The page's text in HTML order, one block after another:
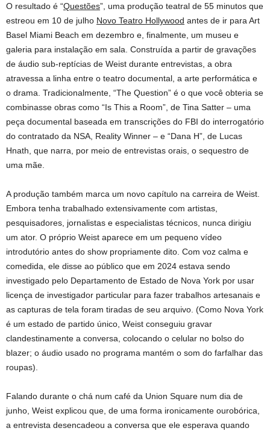
O resultado é “Questões”, uma produção teatral de 55 minutos que
estreou em 10 de julho Novo Teatro Hollywood antes de ir para Art
Basel Miami Beach em dezembro e, finalmente, um museu e
galeria para instalação em sala. Construída a partir de gravações
de áudio sub-reptícias de Weist durante entrevistas, a obra
atravessa a linha entre o teatro documental, a arte performática e
o drama. Tradicionalmente, “The Question” é o que você obteria se
combinasse obras como “Is This a Room”, de Tina Satter – uma
peça documental baseada em transcrições do FBI do interrogatório
do contratado da NSA, Reality Winner – e “Dana H”, de Lucas
Hnath, que narra, por meio de entrevistas orais, o sequestro de
uma mãe.
A produção também marca um novo capítulo na carreira de Weist.
Embora tenha trabalhado extensivamente com artistas,
pesquisadores, jornalistas e especialistas técnicos, nunca dirigiu
um ator. O próprio Weist aparece em um pequeno vídeo
introdutório antes do show propriamente dito. Com voz calma e
comedida, ele disse ao público que em 2024 estava sendo
investigado pelo Departamento de Estado de Nova York por usar
licença de investigador particular para fazer trabalhos artesanais e
as capturas de tela foram tiradas de seu arquivo. (Como Nova York
é um estado de partido único, Weist conseguiu gravar
clandestinamente a conversa, colocando o celular no bolso do
blazer; o áudio usado no programa mantém o som do farfalhar das
roupas).
Falando durante o chá num café da Union Square num dia de
junho, Weist explicou que, de uma forma ironicamente ourobórica,
a entrevista desencadeou a conversa que ele esperava quando